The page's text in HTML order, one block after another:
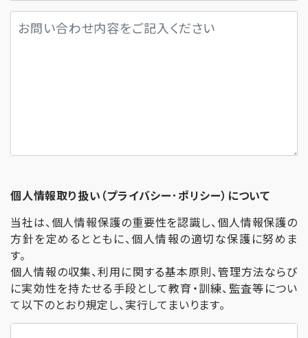
個人情報取り扱い（プライバシー･ポリシー）について
当社は、個人情報保護の重要性を認識し、個人情報保護の
方針を定めるとともに、個人情報の適切な保護に努めま
す。
個人情報の収集、利用に関する基本原則、管理方法ならび
に実効性を持たせる手段として教育・訓練、監査等につい
て以下のとおり規定し、実行してまいります。